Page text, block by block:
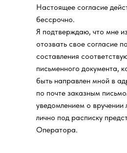
Настоящее согласие
бессрочно.
Я подтверждаю, что мне
отозвать свое согласие
составления
письменного документа,
быть направлен мной в
по почте заказным
уведомлением о вручении
лично под расписку
Оператора.